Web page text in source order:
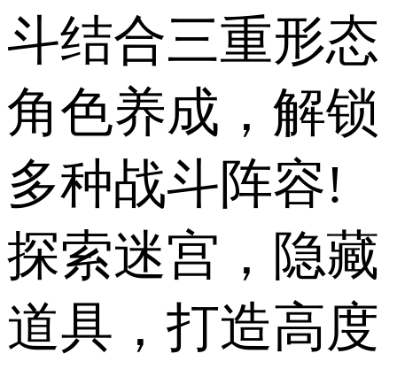
斗结合三重形态
角色养成，解锁
多种战斗阵容!
探索迷宫，隐藏
道具，打造高度